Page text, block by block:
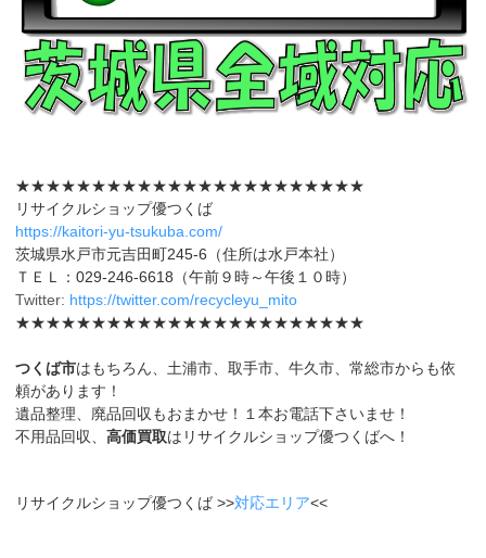
★★★★★★★★★★★★★★★★★★★★★★★
リサイクルショップ優つくば
https://kaitori-yu-tsukuba.com/
茨城県水戸市元吉田町245-6（住所は水戸本社）
ＴＥＬ：029-246-6618（午前９時～午後１０時）
Twitter: https://twitter.com/recycleyu_mito
★★★★★★★★★★★★★★★★★★★★★★★
つくば市はもちろん、土浦市、取手市、牛久市、常総市からも依
頼があります！
遺品整理、廃品回収もおまかせ！１本お電話下さいませ！
不用品回収、高価買取はリサイクルショップ優つくばへ！
リサイクルショップ優つくば >>対応エリア<<